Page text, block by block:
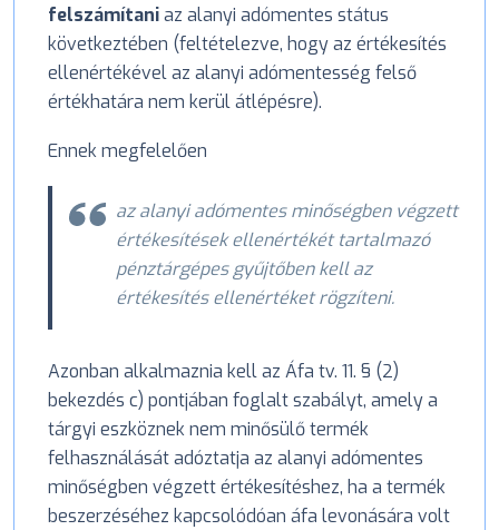
felszámítaniaz alanyi adómentes státus
következtében (feltételezve, hogy az értékesítés
ellenértékével az alanyi adómentesség felső
értékhatára nem kerül átlépésre).
Ennek megfelelően
az alanyi adómentes minőségben végzett
értékesítések ellenértékét tartalmazó
pénztárgépes gyűjtőben kell az
értékesítés ellenértéket rögzíteni.
Azonban alkalmaznia kell az Áfa tv. 11. § (2)
bekezdés c) pontjában foglalt szabályt, amely a
tárgyi eszköznek nem minősülő termék
felhasználását adóztatja az alanyi adómentes
minőségben végzett értékesítéshez, ha a termék
beszerzéséhez kapcsolódóan áfa levonására volt